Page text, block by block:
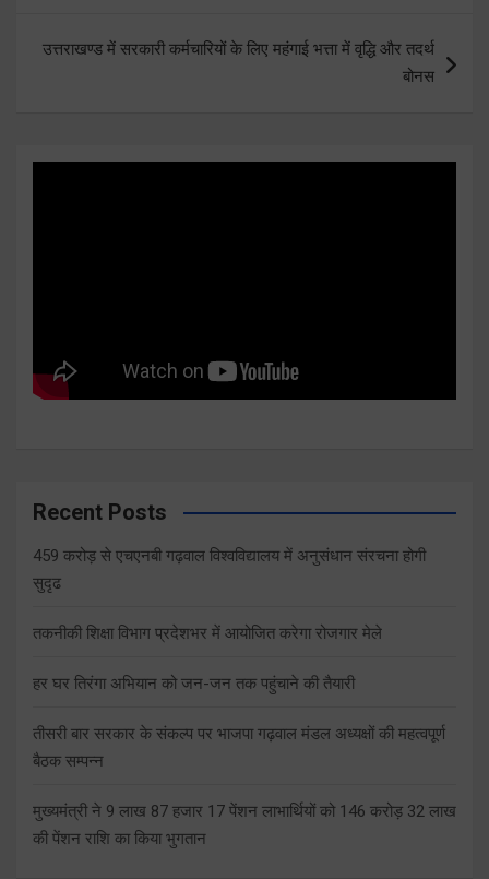
उत्तराखण्ड में सरकारी कर्मचारियों के लिए महंगाई भत्ता में वृद्धि और तदर्थ
बोनस
Recent Posts
459 करोड़ से एचएनबी गढ़वाल विश्वविद्यालय में अनुसंधान संरचना होगी
सुदृढ
तकनीकी शिक्षा विभाग प्रदेशभर में आयोजित करेगा रोजगार मेले
हर घर तिरंगा अभियान को जन-जन तक पहुंचाने की तैयारी
तीसरी बार सरकार के संकल्प पर भाजपा गढ़वाल मंडल अध्यक्षों की महत्वपूर्ण
बैठक सम्पन्न
मुख्यमंत्री ने 9 लाख 87 हजार 17 पेंशन लाभार्थियों को 146 करोड़ 32 लाख
की पेंशन राशि का किया भुगतान